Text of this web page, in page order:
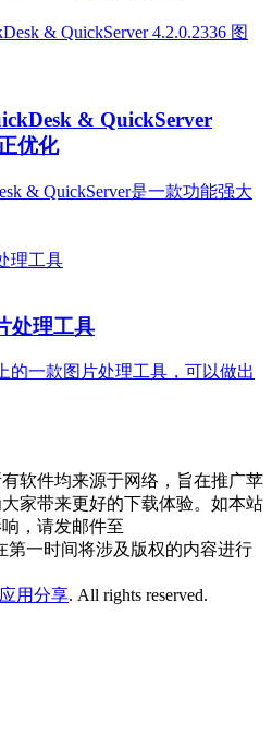
& QuickServer
优化
& QuickServer是一款功能强大
处理工具
的一款图片处理工具，可以做出
软件均来源于网络，旨在推广苹
家带来更好的下载体验。如本站
，请发邮件至
第一时间将涉及版权的内容进行
用分享. All rights reserved.